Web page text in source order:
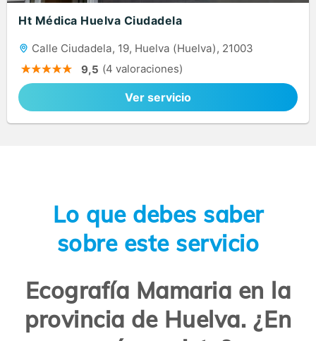
Ht Médica Huelva Ciudadela
Calle Ciudadela, 19, Huelva (Huelva), 21003
9,5 (4 valoraciones)
Ver servicio
Lo que debes saber
sobre este servicio
Ecografía Mamaria en la
provincia de Huelva. ¿En